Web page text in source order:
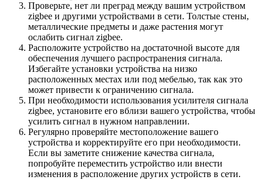
Проверьте, нет ли преград между вашим устройством
zigbee и другими устройствами в сети. Толстые стены,
металлические предметы и даже растения могут
ослабить сигнал zigbee.
Расположите устройство на достаточной высоте для
обеспечения лучшего распространения сигнала.
Избегайте установки устройства на низко
расположенных местах или под мебелью, так как это
может привести к ограничению сигнала.
При необходимости использования усилителя сигнала
zigbee, установите его вблизи вашего устройства, чтобы
усилить сигнал в нужном направлении.
Регулярно проверяйте местоположение вашего
устройства и корректируйте его при необходимости.
Если вы заметите снижение качества сигнала,
попробуйте переместить устройство или внести
изменения в расположение других устройств в сети.